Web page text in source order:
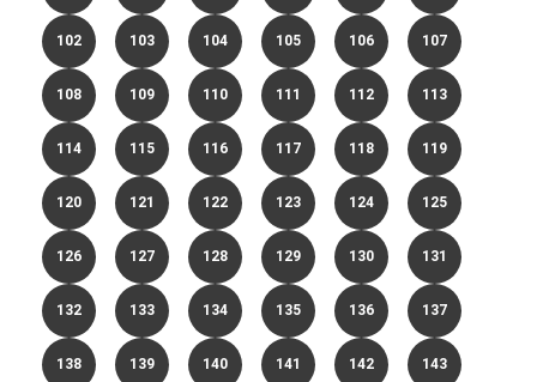
102 103 104 105 106 107
108 109 110 111 112 113
114 115 116 117 118 119
120 121 122 123 124 125
126 127 128 129 130 131
132 133 134 135 136 137
138 139 140 141 142 143